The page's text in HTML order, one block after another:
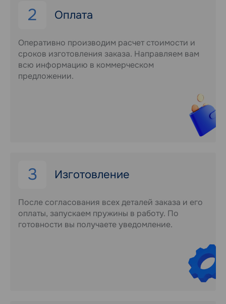
2 Оплата
Оперативно производим расчет стоимости и
сроков изготовления заказа. Направляем вам
всю информацию в коммерческом
предложении.
3 Изготовление
После согласования всех деталей заказа и его
оплаты, запускаем пружины в работу. По
готовности вы получаете уведомление.